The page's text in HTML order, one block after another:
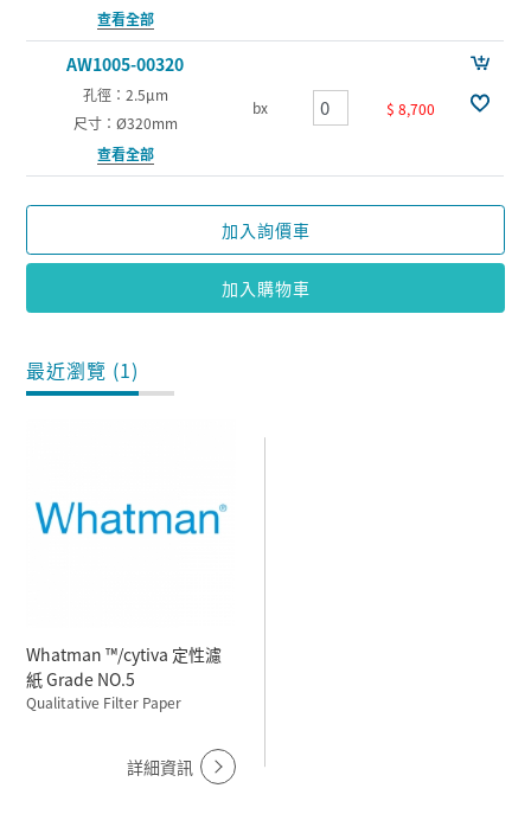
查看全部
AW1005-00320
孔徑：2.5µm
尺寸：Ø320mm
查看全部
bx $ 8,700
加入詢價車
加入購物車
最近瀏覽 (1)
Whatman ™/cytiva 定性濾
紙 Grade NO.5
Qualitative Filter Paper
詳細資訊